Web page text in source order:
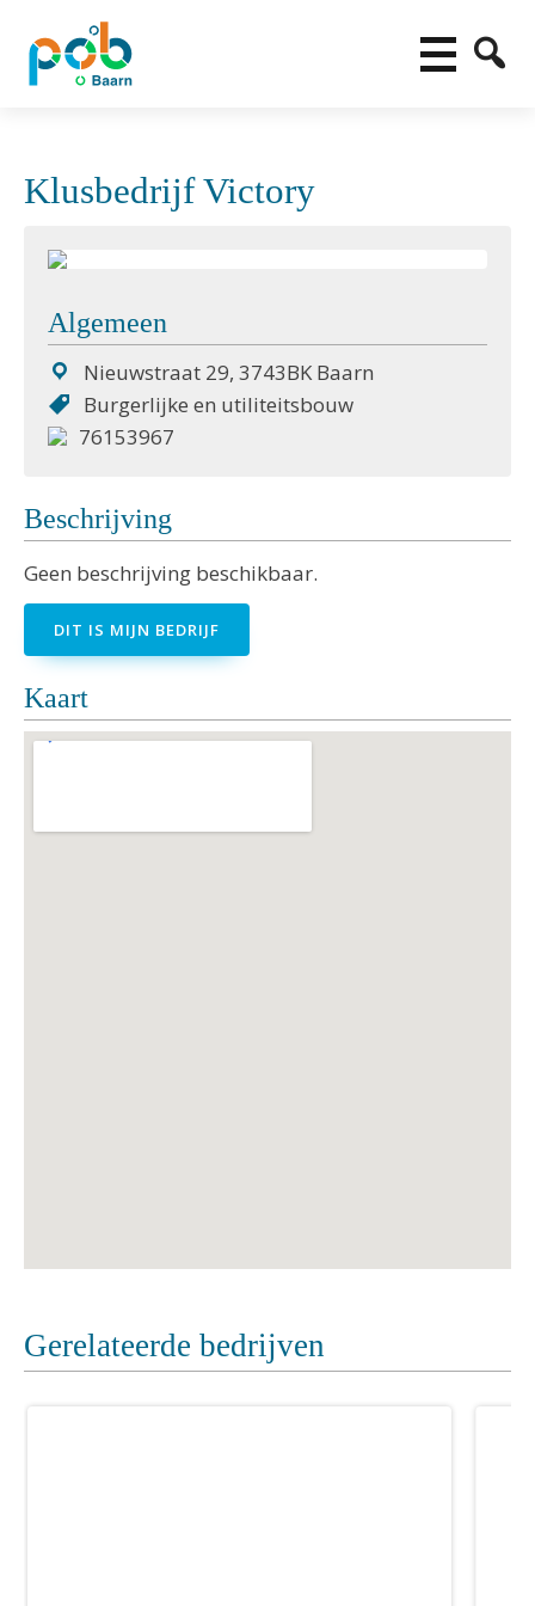
Klusbedrijf Victory
Algemeen
Nieuwstraat 29, 3743BK Baarn
Burgerlijke en utiliteitsbouw
76153967
Beschrijving
Geen beschrijving beschikbaar.
DIT IS MIJN BEDRIJF
Kaart
Gerelateerde bedrijven